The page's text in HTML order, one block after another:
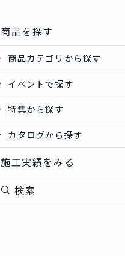
商品を探す
商品カテゴリから探す
イベントで探す
特集から探す
カタログから探す
施工実績をみる
検索